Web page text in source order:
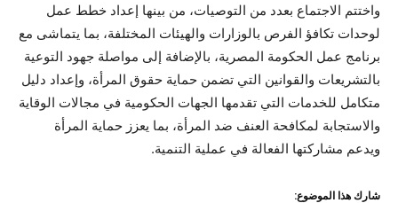
واختتم الاجتماع بعدد من التوصيات، من بينها إعداد خطط عمل
لوحدات تكافؤ الفرص بالوزارات والهيئات المختلفة، بما يتماشى مع
برنامج عمل الحكومة المصرية، بالإضافة إلى مواصلة جهود التوعية
بالتشريعات والقوانين التي تضمن حماية حقوق المرأة، وإعداد دليل
متكامل للخدمات التي تقدمها الجهات الحكومية في مجالات الوقاية
والاستجابة لمكافحة العنف ضد المرأة، بما يعزز حماية المرأة
ويدعم مشاركتها الفعالة في عملية التنمية.
شارك هذا الموضوع: